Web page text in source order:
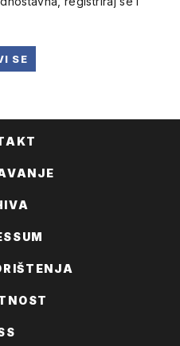
SE